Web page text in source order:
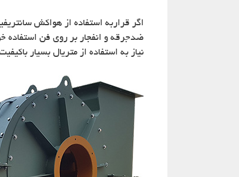
اگر قراربه استفاده از هواکش
ضدجرقه و انفجار بر روی فن
نیاز به استفاده از متریال بسیار